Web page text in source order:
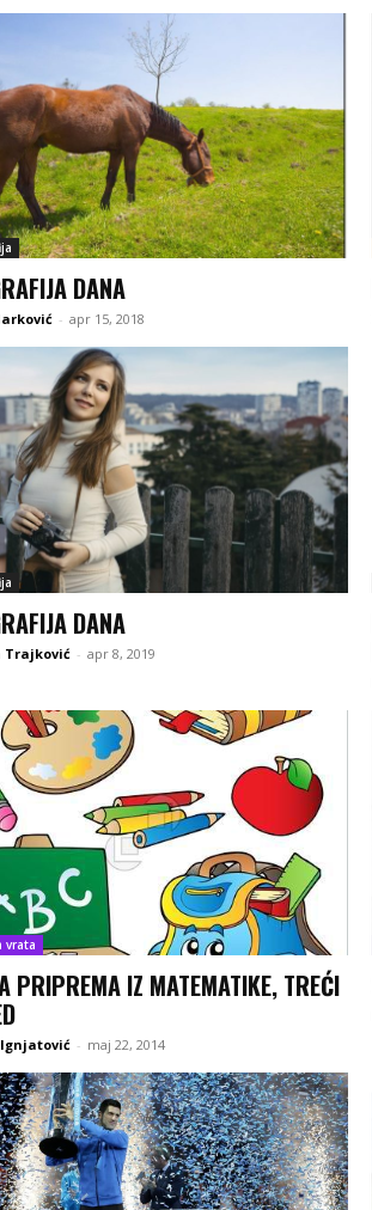
DANA
- apr 15, 2018
DANA
Trajković - apr 8, 2019
vrata
PRIPREMA IZ MATEMATIKE, TREĆI
- maj 22, 2014